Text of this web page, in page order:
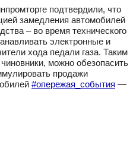
подтвердили, что
замедления автомобилей
– во время технического
электронные и
хода педали газа. Таким
можно обезопасить
продажи
#опережая_события —